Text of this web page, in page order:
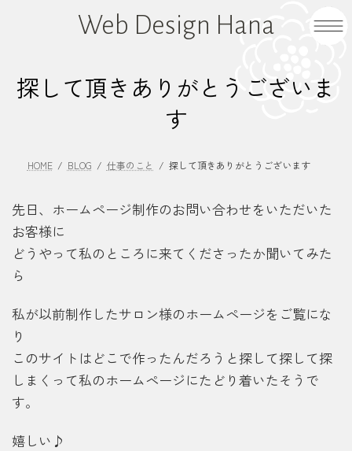
Web Design Hana
探して頂きありがとうございま
す
HOME BLOG 仕事のこと 探して頂きありがとうございます
先日、ホームページ制作のお問い合わせをいただいた
お客様に
どうやって私のところに来てくださったか聞いてみた
ら
私が以前制作したサロン様のホームページをご覧にな
り
このサイトはどこで作ったんだろうと探して探して探
しまくって私のホームページにたどり着いたそうで
す。
嬉しい♪